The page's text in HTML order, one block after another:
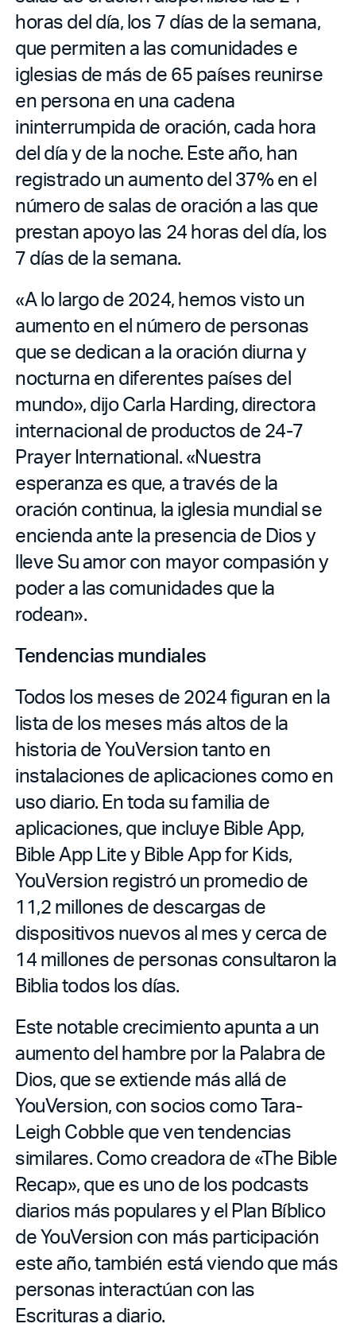
horas del día, los 7 días de la semana,
que permiten a las comunidades e
iglesias de más de 65 países reunirse
en persona en una cadena
ininterrumpida de oración, cada hora
del día y de la noche. Este año, han
registrado un aumento del 37% en el
número de salas de oración a las que
prestan apoyo las 24 horas del día, los
7 días de la semana.
«A lo largo de 2024, hemos visto un
aumento en el número de personas
que se dedican a la oración diurna y
nocturna en diferentes países del
mundo», dijo Carla Harding, directora
internacional de productos de 24-7
Prayer International. «Nuestra
esperanza es que, a través de la
oración continua, la iglesia mundial se
encienda ante la presencia de Dios y
lleve Su amor con mayor compasión y
poder a las comunidades que la
rodean».
Tendencias mundiales
Todos los meses de 2024 figuran en la
lista de los meses más altos de la
historia de YouVersion tanto en
instalaciones de aplicaciones como en
uso diario. En toda su familia de
aplicaciones, que incluye Bible App,
Bible App Lite y Bible App for Kids,
YouVersion registró un promedio de
11,2 millones de descargas de
dispositivos nuevos al mes y cerca de
14 millones de personas consultaron la
Biblia todos los días.
Este notable crecimiento apunta a un
aumento del hambre por la Palabra de
Dios, que se extiende más allá de
YouVersion, con socios como Tara-
Leigh Cobble que ven tendencias
similares. Como creadora de «The Bible
Recap», que es uno de los podcasts
diarios más populares y el Plan Bíblico
de YouVersion con más participación
este año, también está viendo que más
personas interactúan con las
Escrituras a diario.